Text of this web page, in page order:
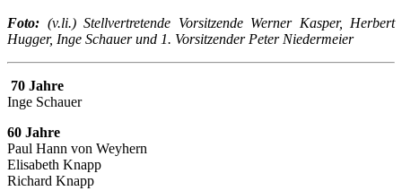
Foto: (v.li.) Stellvertretende Vorsitzende Werner Kasper, Herbert
Hugger, Inge Schauer und 1. Vorsitzender Peter Niedermeier
70 Jahre
Inge Schauer
60 Jahre
Paul Hann von Weyhern
Elisabeth Knapp
Richard Knapp